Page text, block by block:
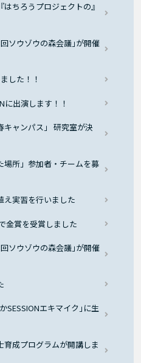
ちろうプロジェクトの』
ソウゾウの森会議｣が開催
した！！
に出演します！！
キャンパス」 研究室が決
場所」参加者・チームを募
え実習を行いました
金賞を受賞しました
ソウゾウの森会議｣が開催
SESSIONエキマイク｣に生
成プログラムが開講しま